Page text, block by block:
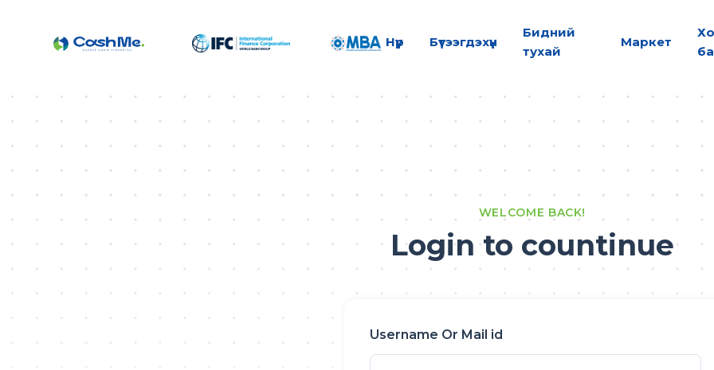
Нүүр Бүтээгдэхүүн
Бидний
тухай
Маркет
WELCOME BACK!
Login to countinue
Username Or Mail id